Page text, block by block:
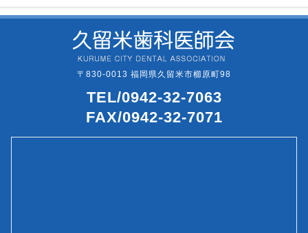
〒830-0013 福岡県久留米市櫛原町98
TEL/0942-32-7063
FAX/0942-32-7071